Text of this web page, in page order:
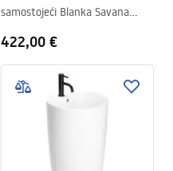
samostojeći Blanka Savana
422,00 €